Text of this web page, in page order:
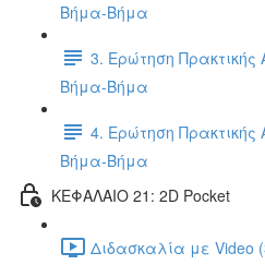
Βήμα-Βήμα
3. Ερώτηση
Βήμα-Βήμα
4. Ερώτηση
Βήμα-Βήμα
ΚΕΦΑΛΑΙΟ 21: 2D Pocket
Διδασκαλία με Video